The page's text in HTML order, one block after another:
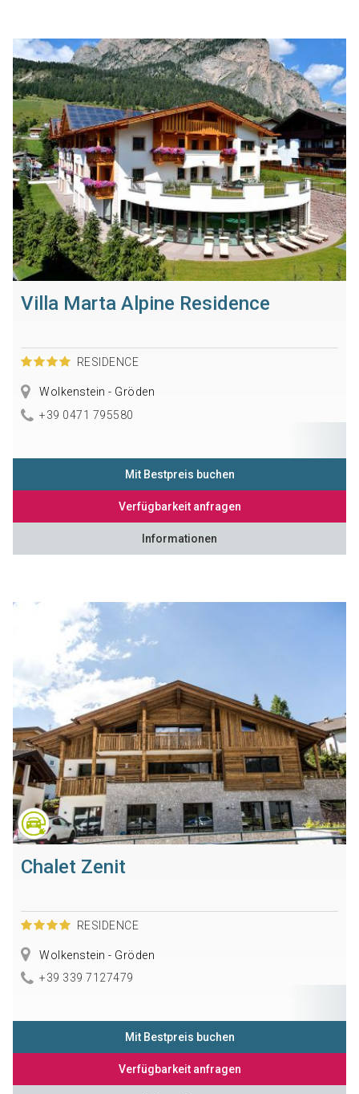
Villa Marta Alpine Residence
RESIDENCE
Wolkenstein - Gröden
+39 0471 795580
Mit Bestpreis buchen
Verfügbarkeit anfragen
Informationen
Chalet Zenit
RESIDENCE
Wolkenstein - Gröden
+39 339 7127479
Mit Bestpreis buchen
Verfügbarkeit anfragen